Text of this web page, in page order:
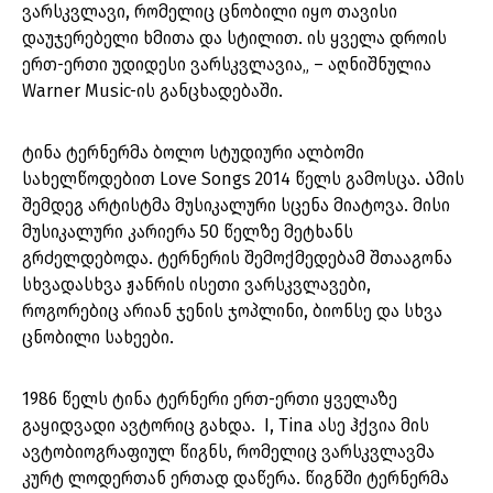
ვარსკვლავი, რომელიც ცნობილი იყო თავისი
დაუჯერებელი ხმითა და სტილით. ის ყველა დროის
ერთ-ერთი უდიდესი ვარსკვლავია„ – აღნიშნულია
Warner Music-ის განცხადებაში.
ტინა ტერნერმა ბოლო სტუდიური ალბომი
სახელწოდებით Love Songs 2014 წელს გამოსცა. Ამის
შემდეგ არტისტმა მუსიკალური სცენა მიატოვა. მისი
მუსიკალური კარიერა 50 წელზე მეტხანს
გრძელდებოდა. ტერნერის შემოქმედებამ შთააგონა
სხვადასხვა ჟანრის ისეთი ვარსკვლავები,
როგორებიც არიან ჯენის ჯოპლინი, ბიონსე და სხვა
ცნობილი სახეები.
1986 წელს ტინა ტერნერი ერთ-ერთი ყველაზე
გაყიდვადი ავტორიც გახდა. I, Tina ასე ჰქვია მის
ავტობიოგრაფიულ წიგნს, რომელიც ვარსკვლავმა
კურტ ლოდერთან ერთად დაწერა. წიგნში ტერნერმა